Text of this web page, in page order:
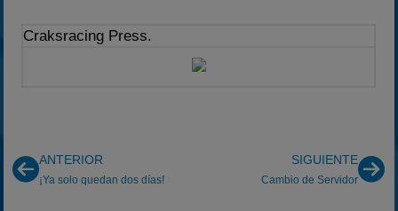
Craksracing Press.
ANTERIOR
¡Ya solo quedan dos días!
SIGUIENTE
Cambio de Servidor